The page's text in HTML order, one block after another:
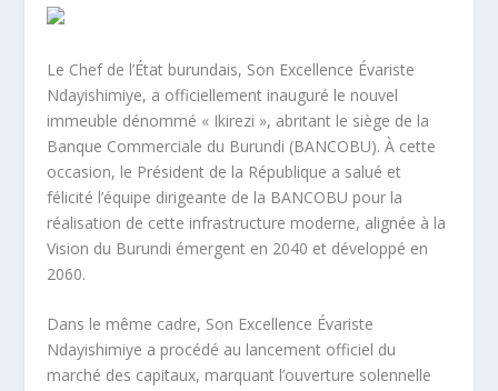
Le Chef de l’État burundais, Son Excellence Évariste
Ndayishimiye, a officiellement inauguré le nouvel
immeuble dénommé « Ikirezi », abritant le siège de la
Banque Commerciale du Burundi (BANCOBU). À cette
occasion, le Président de la République a salué et
félicité l’équipe dirigeante de la BANCOBU pour la
réalisation de cette infrastructure moderne, alignée à la
Vision du Burundi émergent en 2040 et développé en
2060.
Dans le même cadre, Son Excellence Évariste
Ndayishimiye a procédé au lancement officiel du
marché des capitaux, marquant l’ouverture solennelle